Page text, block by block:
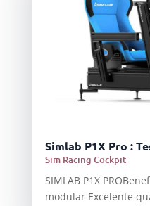
Simlab P1X Pro :
Sim Racing Cockpit
SIMLAB P1X
modular Excelente